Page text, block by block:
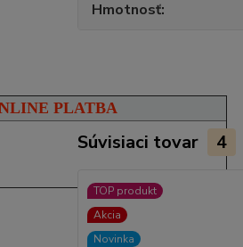
PLATBA
Hmotnosť
Súvisiaci tovar 4
TOP produkt
Akcia
Novinka